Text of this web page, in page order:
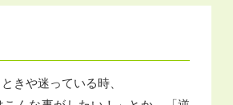
きや迷っている時、